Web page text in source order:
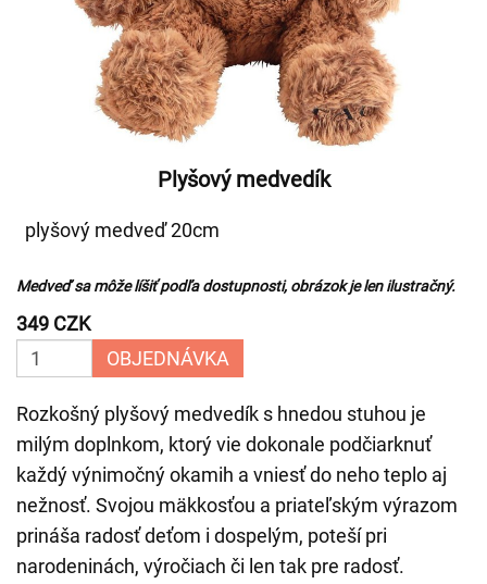
Plyšový medvedík
plyšový medveď 20cm
Medveď sa môže líšiť podľa dostupnosti, obrázok je len ilustračný.
349 CZK
OBJEDNÁVKA
Rozkošný plyšový medvedík s hnedou stuhou je
milým doplnkom, ktorý vie dokonale podčiarknuť
každý výnimočný okamih a vniesť do neho teplo aj
nežnosť. Svojou mäkkosťou a priateľským výrazom
prináša radosť deťom i dospelým, poteší pri
narodeninách, výročiach či len tak pre radosť.